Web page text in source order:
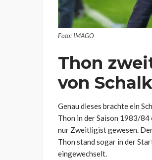
Foto: IMAGO
Thon
von
Genau dieses brachte ein
Thon in der Saison 1983/84
nur Zweitligist gewesen.
Thon stand sogar in der
eingewechselt.